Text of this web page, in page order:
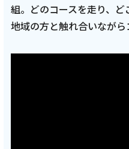
2026年 静岡県 伊豆
編 1月4日 9:00~ 放送
記
組。どのコースを走り、ど
地域の方と触れ合いながら